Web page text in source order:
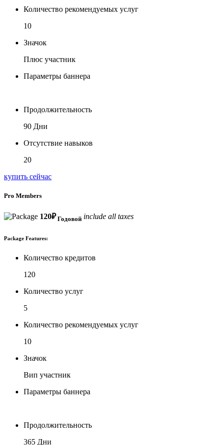
Количество рекомендуемых услуг
10
Значок
Плюс участник
Параметры баннера
Продолжительность
90 Дни
Отсутствие навыков
20
купить сейчас
Pro Members
120₽ Годовой include all taxes
Package Features:
Количество кредитов
120
Количество услуг
5
Количество рекомендуемых услуг
10
Значок
Вип участник
Параметры баннера
Продолжительность
365 Дни